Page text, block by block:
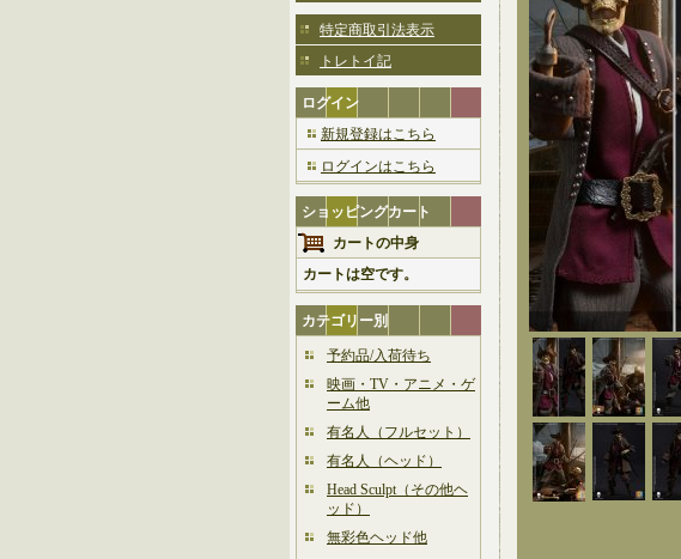
特定商取引法表示
トレトイ記
ログイン
新規登録はこちら
ログインはこちら
ショッピングカート
カートの中身
カートは空です。
カテゴリー別
予約品/入荷待ち
映画・TV・アニメ・ゲ
ーム他
有名人（フルセット）
有名人（ヘッド）
Head Sculpt（その他ヘ
ッド）
無彩色ヘッド他